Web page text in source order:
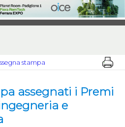
stampa
assegnati i Premi
e